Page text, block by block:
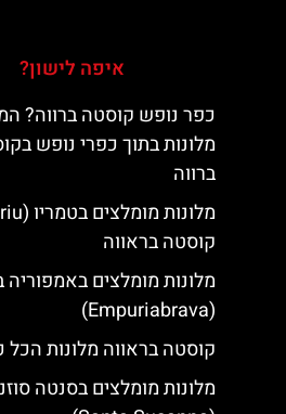
איפה לישון?
כפר נופש קוסטה ברווה?
מלונות בתוך כפרי נופש
ברווה
קוסטה בראווה
מלונות מומלצים באמפוריה
(Empuriabrava)
קוסטה בראווה מלונות הכל
מלונות מומלצים בסנטה